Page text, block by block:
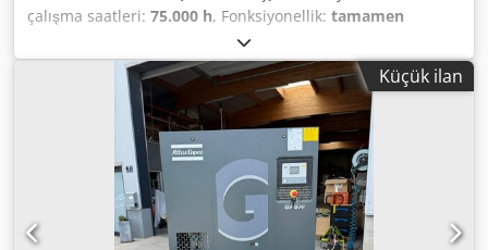
çalışma saatleri: 75.000 h, Fonksiyonellik: tamamen
, Dahili kurutucu ve frekans invertörlü 55 kW
kompresör. Çok iyi durumda. Servisten sonra. 3 ay garanti.
Dsdpfx Aksv Rmmmeaewa
Küçük ilan